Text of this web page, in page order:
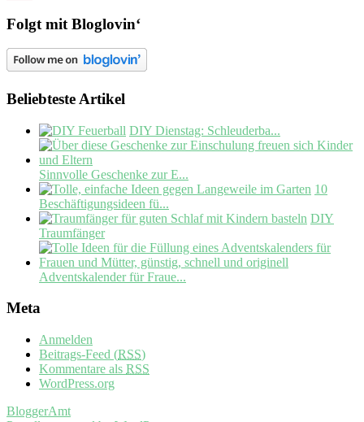
Folgt mit Bloglovin‘
Beliebteste Artikel
DIY Dienstag: Schleuderba...
Sinnvolle Geschenke zur E...
10
Beschäftigungsideen fü...
DIY
Traumfänger
Adventskalender für Fraue...
Meta
Anmelden
Beitrags-Feed (RSS)
Kommentare als RSS
WordPress.org
BloggerAmt